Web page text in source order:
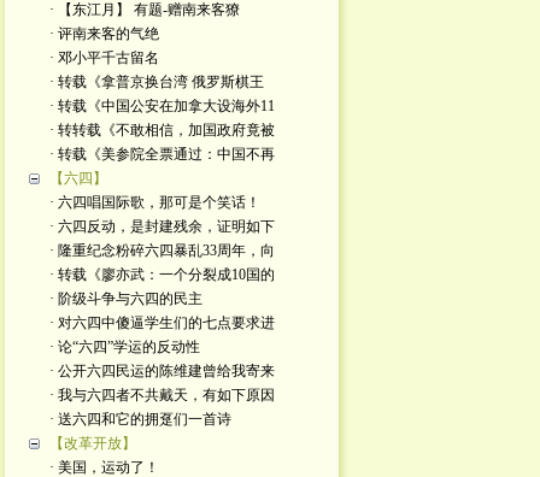
· 【东江月】 有题-赠南来客獠
· 评南来客的气绝
· 邓小平千古留名
· 转载《拿普京换台湾 俄罗斯棋王
· 转载《中国公安在加拿大设海外11
· 转转载《不敢相信，加国政府竟被
· 转载《美参院全票通过：中国不再
【六四】
· 六四唱国际歌，那可是个笑话！
· 六四反动，是封建残余，证明如下
· 隆重纪念粉碎六四暴乱33周年，向
· 转载《廖亦武：一个分裂成10国的
· 阶级斗争与六四的民主
· 对六四中傻逼学生们的七点要求进
· 论“六四”学运的反动性
· 公开六四民运的陈维建曾给我寄来
· 我与六四者不共戴天，有如下原因
· 送六四和它的拥趸们一首诗
【改革开放】
· 美国，运动了！